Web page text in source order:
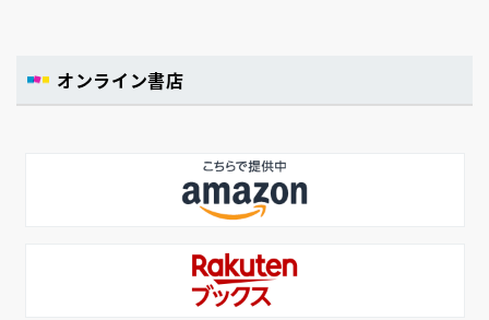
オンライン書店